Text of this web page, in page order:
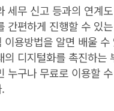
세무 신고 등과의 연계
간편하게 진행할 수 있
이용방법을 알면 배울 수
의 디지털화를 촉진하는
누구나 무료로 이용할